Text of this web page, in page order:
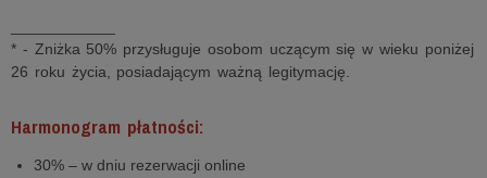
* - Zniżka 50% przysługuje osobom uczącym się w wieku poniżej
26 roku życia, posiadającym ważną legitymację.
Harmonogram płatności:
30% – w dniu rezerwacji online